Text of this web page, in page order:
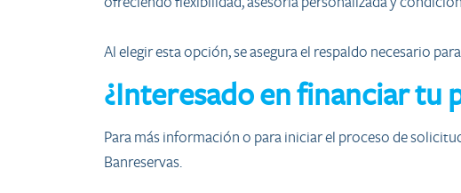
Al elegir esta opción, se asegura el respaldo necesario
¿Interesado en financiar tu
Para más información o para iniciar el proceso de
Banreservas.